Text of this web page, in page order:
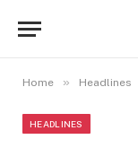
Home » Headlines
HEADLINES